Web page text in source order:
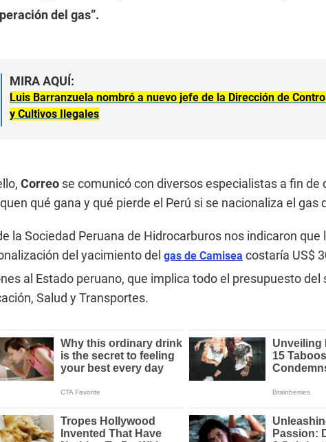
del gas”.
MIRA AQUÍ:
Luis Barranzuela nombró a nuevo jefe de la Dirección de
y Cultivos Ilegales
Correo se comunicó con diversos especialistas a fin de
qué gana y qué pierde el Perú si se nacionaliza el gas
la Sociedad Peruana de Hidrocarburos nos indicaron que
del yacimiento del gas de Camisea costaría US$
al Estado peruano, que implica todo el presupuesto del
Salud y Transportes.